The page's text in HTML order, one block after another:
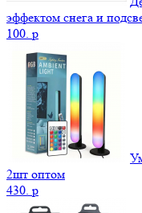
эффектом снега и
100. p
2шт оптом
430. p